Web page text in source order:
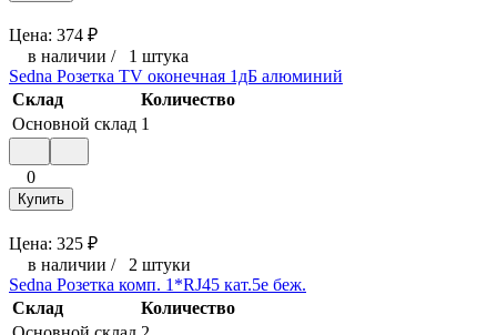
Цена: 374 ₽
в наличии / 1 штука
Sedna Розетка TV оконечная 1дБ алюминий
Склад
Количество
Основной склад 1
0
Купить
Цена: 325 ₽
в наличии / 2 штуки
Sedna Розетка комп. 1*RJ45 кат.5e беж.
Склад
Количество